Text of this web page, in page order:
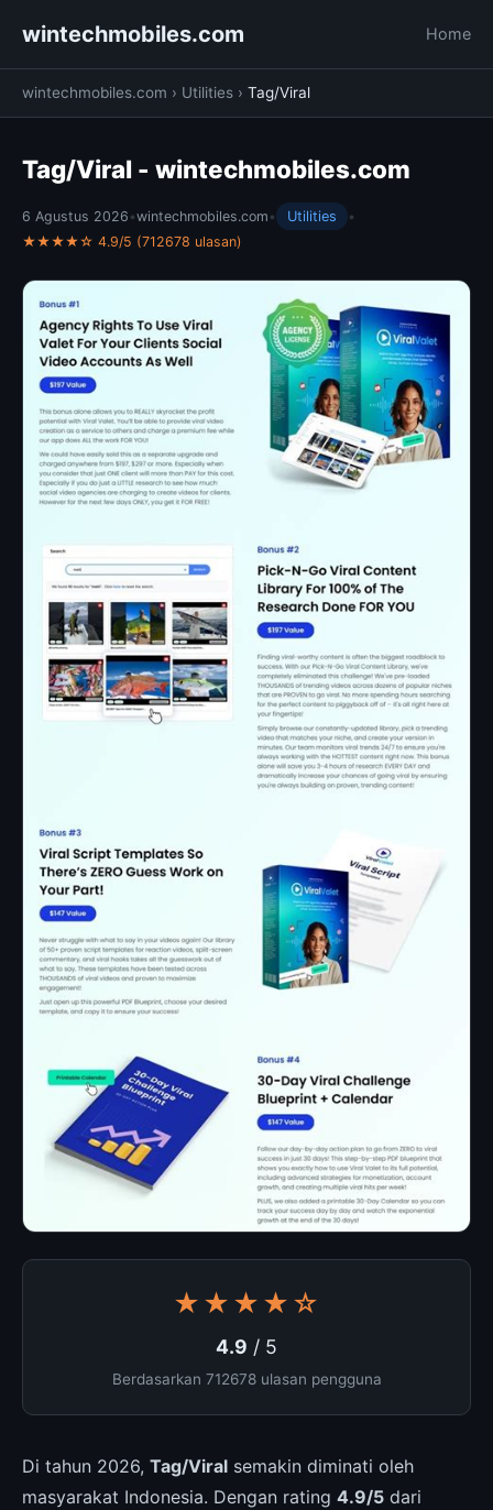
wintechmobiles.com Home
wintechmobiles.com › Utilities › Tag/Viral
Tag/Viral - wintechmobiles.com
6 Agustus 2026 •wintechmobiles.com • Utilities
•
★★★★☆ 4.9/5 (712678 ulasan)
★★★★☆
4.9 / 5
Berdasarkan 712678 ulasan pengguna
Di tahun 2026, Tag/Viral semakin diminati oleh
masyarakat Indonesia. Dengan rating 4.9/5 dari